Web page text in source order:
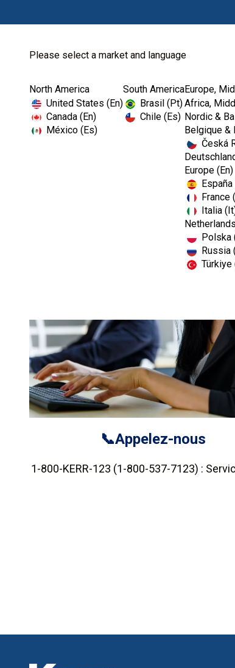
Please select a market and language
North America
United States (En)
Canada (En)
México (Es)
South America
Brasil (Pt)
Chile (Es)
Europe,
Africa,
Nordic &
Belgique &
Česká
Europe (En)
France
Italia
Polska
Russia
Türkiye
Home Contact Us-EMEA
📞Appelez-nous
1-800-KERR-123 (1-800-537-7123) :